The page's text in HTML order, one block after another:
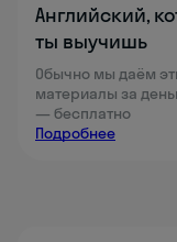
Английский,
ты выучишь
Обычно мы даём
материалы за
— бесплатно
Подробнее